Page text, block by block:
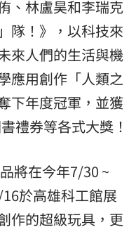
、林盧昊和李瑞克
隊！》，以科技來
來人們的生活與機
應用創作「人類之
下年度冠軍，並獲
禮券等各式大獎！
將在今年7/30 ~
於高雄科工館展
作的超級玩具，更